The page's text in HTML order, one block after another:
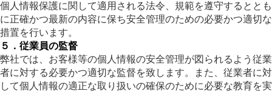
個人情報保護に関して適用される法令、規範を遵守するととも
に正確かつ最新の内容に保ち安全管理のための必要かつ適切な
措置を行います。
５．従業員の監督
弊社では、お客様等の個人情報の安全管理が図られるよう従業
者に対する必要かつ適切な監督を致します。また、従業者に対
して個人情報の適正な取り扱いの確保のために必要な教育を実